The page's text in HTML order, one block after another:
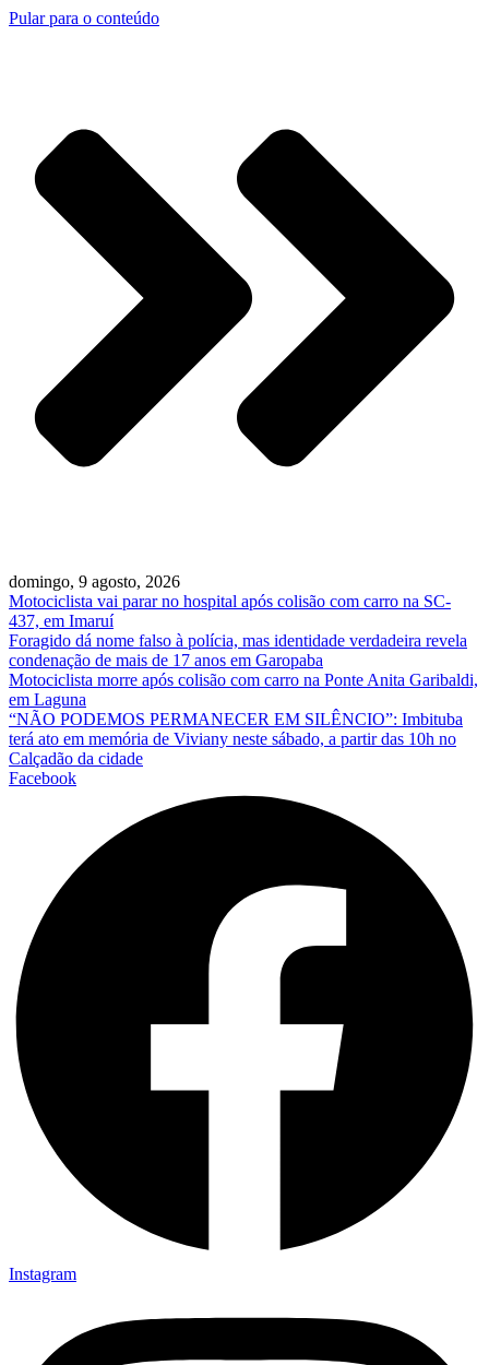
Pular para o conteúdo
domingo, 9 agosto, 2026
Motociclista vai parar no hospital após colisão com carro na SC-
437, em Imaruí
Foragido dá nome falso à polícia, mas identidade verdadeira revela
condenação de mais de 17 anos em Garopaba
Motociclista morre após colisão com carro na Ponte Anita Garibaldi,
em Laguna
“NÃO PODEMOS PERMANECER EM SILÊNCIO”: Imbituba
terá ato em memória de Viviany neste sábado, a partir das 10h no
Calçadão da cidade
Facebook
Instagram